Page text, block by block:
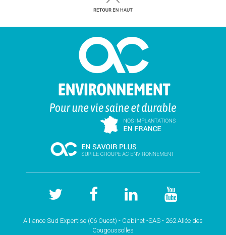
Alliance Sud Expertise (06 Ouest) - Cabinet -SAS - 262 Allée des
Cougoussolles